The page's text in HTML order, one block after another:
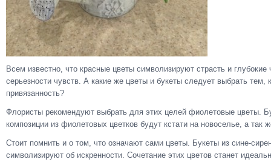
Всем известно, что красные цветы символизируют страсть и
серьезности чувств. А какие же цветы и букеты следует выбрать
привязанность?
Флористы рекомендуют выбрать для этих целей фиолетовые цветы.
композиции из фиолетовых цветков будут кстати на новоселье, а
Стоит помнить и о том, что означают сами цветы. Букеты из сине-
символизируют об искренности. Сочетание этих цветов станет